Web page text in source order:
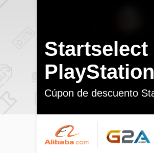
Nintendo
juegos
Cúpon de descuento